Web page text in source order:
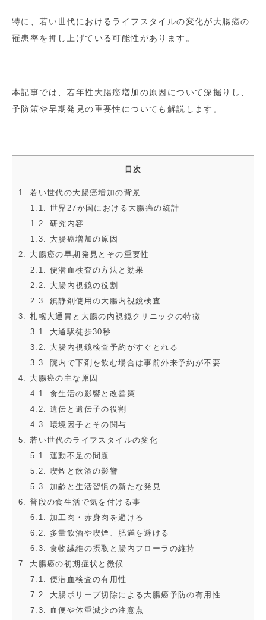
特に、若い世代におけるライフスタイルの変化が大腸癌の
罹患率を押し上げている可能性があります。
本記事では、若年性大腸癌増加の原因について深掘りし、
予防策や早期発見の重要性についても解説します。
目次
1. 若い世代の大腸癌増加の背景
1.1. 世界27か国における大腸癌の統計
1.2. 研究内容
1.3. 大腸癌増加の原因
2. 大腸癌の早期発見とその重要性
2.1. 便潜血検査の方法と効果
2.2. 大腸内視鏡の役割
2.3. 鎮静剤使用の大腸内視鏡検査
3. 札幌大通胃と大腸の内視鏡クリニックの特徴
3.1. 大通駅徒歩30秒
3.2. 大腸内視鏡検査予約がすぐとれる
3.3. 院内で下剤を飲む場合は事前外来予約が不要
4. 大腸癌の主な原因
4.1. 食生活の影響と改善策
4.2. 遺伝と遺伝子の役割
4.3. 環境因子とその関与
5. 若い世代のライフスタイルの変化
5.1. 運動不足の問題
5.2. 喫煙と飲酒の影響
5.3. 加齢と生活習慣の新たな発見
6. 普段の食生活で気を付ける事
6.1. 加工肉・赤身肉を避ける
6.2. 多量飲酒や喫煙、肥満を避ける
6.3. 食物繊維の摂取と腸内フローラの維持
7. 大腸癌の初期症状と徴候
7.1. 便潜血検査の有用性
7.2. 大腸ポリープ切除による大腸癌予防の有用性
7.3. 血便や体重減少の注意点